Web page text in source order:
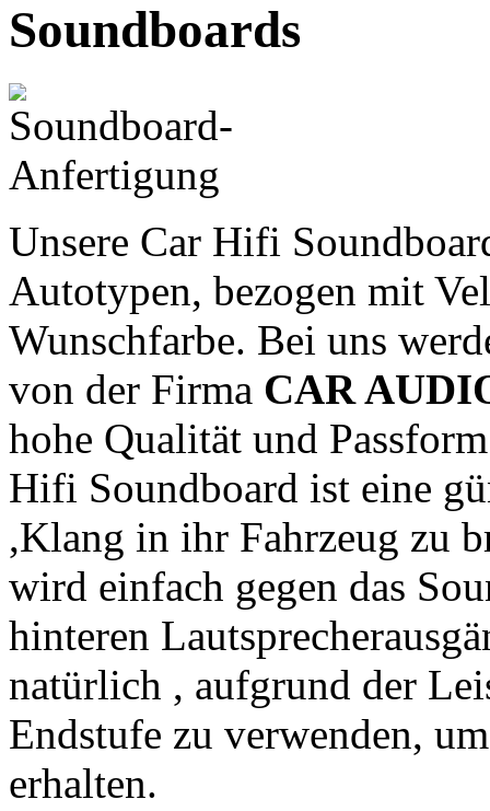
Soundboards
Unsere Car Hifi
Autotypen, bezogen mit
Wunschfarbe. Bei uns
von der Firma CAR
hohe Qualität und
Hifi Soundboard ist eine
,Klang in ihr Fahrzeug zu
wird einfach gegen das
hinteren
natürlich , aufgrund der
Endstufe zu verwenden,
erhalten.